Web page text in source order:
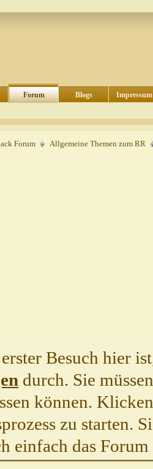
Forum Blogs Impressum
Forum Allgemeine Themen zum RR
Besuch hier
durch. Sie
können.
zu starten.
einfach das